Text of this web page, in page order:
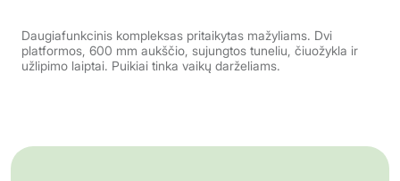
Daugiafunkcinis kompleksas pritaikytas mažyliams. Dvi
platformos, 600 mm aukščio, sujungtos tuneliu, čiuožykla ir
užlipimo laiptai. Puikiai tinka vaikų darželiams.